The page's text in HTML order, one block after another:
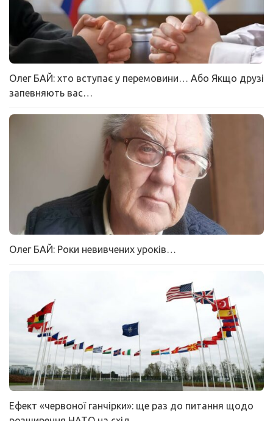
Олег БАЙ: хто вступає у перемовини… Або Якщо друзі
запевняють вас…
Олег БАЙ: Роки невивчених уроків…
Ефект «червоної ганчірки»: ще раз до питання щодо